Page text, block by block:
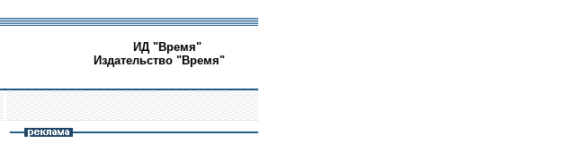
ИД "Время"
Издательство "Время"